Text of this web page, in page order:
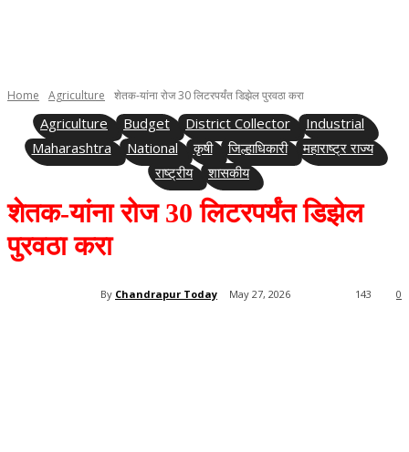
Home Agriculture शेतक-यांना रोज 30 लिटरपर्यंत डिझेल पुरवठा करा
Agriculture Budget District Collector
Industrial
Maharashtra
National कृषी जिल्हाधिकारी
महाराष्ट्र राज्य
राष्ट्रीय
शासकीय
शेतक-यांना रोज 30 लिटरपर्यंत डिझेल
पुरवठा करा
By Chandrapur Today May 27, 2026 0
143